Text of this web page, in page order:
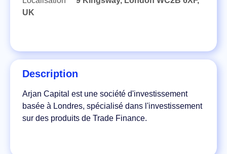
UK
Description
Arjan Capital est une société d'investissement
basée à Londres, spécialisé dans l'investissement
sur des produits de Trade Finance.